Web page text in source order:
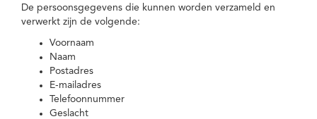
De persoonsgegevens die kunnen worden verzameld en
verwerkt zijn de volgende:
Voornaam
Naam
Postadres
E-mailadres
Telefoonnummer
Geslacht